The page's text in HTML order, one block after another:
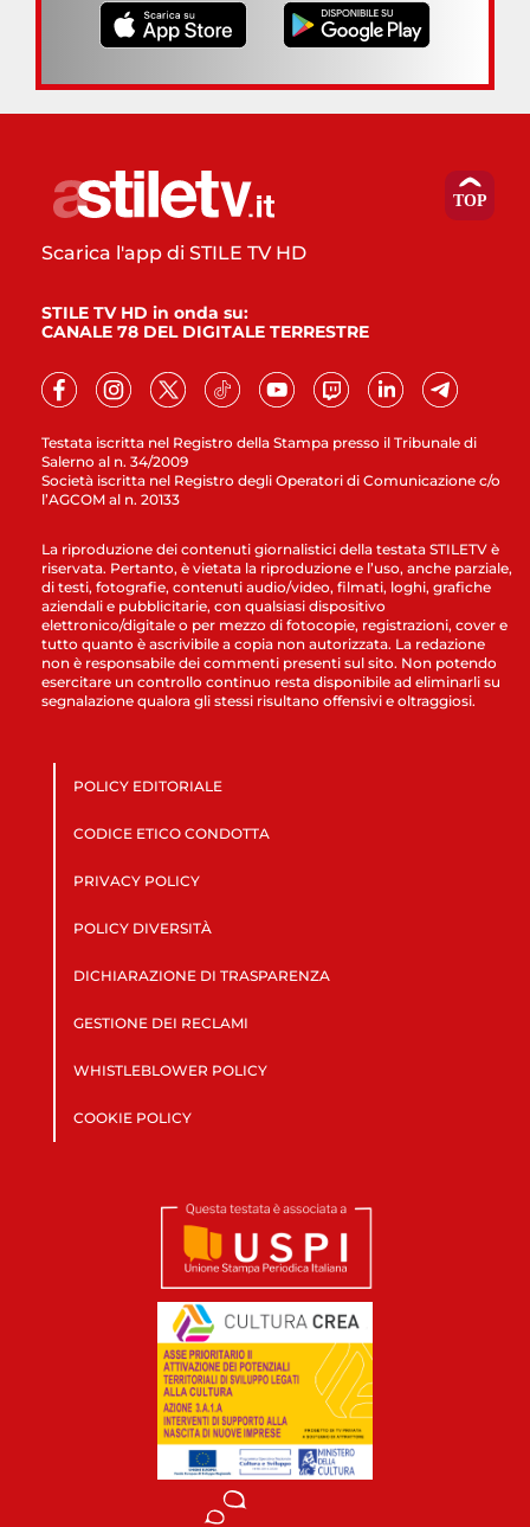
Testata iscritta nel Registro della Stampa presso il Tribunale di
Salerno al n. 34/2009
Società iscritta nel Registro degli Operatori di Comunicazione c/o
l’AGCOM al n. 20133
Scarica l'app di STILE TV HD
STILE TV HD in onda su:
CANALE 78 DEL DIGITALE TERRESTRE
La riproduzione dei contenuti giornalistici della testata STILETV è
riservata. Pertanto, è vietata la riproduzione e l’uso, anche parziale,
di testi, fotografie, contenuti audio/video, filmati, loghi, grafiche
aziendali e pubblicitarie, con qualsiasi dispositivo
elettronico/digitale o per mezzo di fotocopie, registrazioni, cover e
tutto quanto è ascrivibile a copia non autorizzata. La redazione
non è responsabile dei commenti presenti sul sito. Non potendo
esercitare un controllo continuo resta disponibile ad eliminarli su
segnalazione qualora gli stessi risultano offensivi e oltraggiosi.
POLICY EDITORIALE
CODICE ETICO CONDOTTA
PRIVACY POLICY
POLICY DIVERSITÀ
DICHIARAZIONE DI TRASPARENZA
GESTIONE DEI RECLAMI
WHISTLEBLOWER POLICY
COOKIE POLICY